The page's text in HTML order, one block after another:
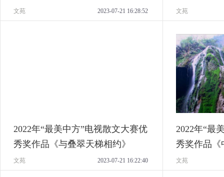
文苑 2023-07-21 16:28:52 文苑
2022年“最美中方”电视散文大赛优
秀奖作品《与叠翠天梯相约》
文苑 2023-07-21 16:22:40
2022年“最
秀奖作品《
的生态画卷
文苑